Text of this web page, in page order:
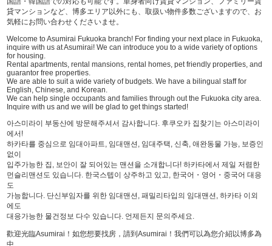
貸マンションなど、博多エリア以外にも、取扱い物件多数ございますので、お
気軽にお問い合わせくださいませ。
Welcome to Asumirai Fukuoka branch! For finding your next place in Fukuoka,
inquire with us at Asumirai! We can introduce you to a wide variety of options
for housing.
Rental apartments, rental mansions, rental homes, pet friendly properties, and
guarantor free properties.
We are able to suit a wide variety of budgets. We have a bilingual staff for
English, Chinese, and Korean.
We can help single occupants and families through out the Fukuoka city area.
Inquire with us and we will be glad to get things started!
아스미라이 부동산에 방문해주셔서 감사합니다. 후쿠오카 집찾기는 아스미라이
에서!
하카타를 중심으로 임대아파트, 임대맨션, 임대주택, 신축, 애완동물 가능, 보증인
없이
입주가능한 집, 보안이 잘 되어있는 맨션을 소개합니다! 하카타에서 제일 저렴한
먼슬리맨션도 있습니다. 한국스텝이 상주하고 있고, 한국어・영어・중국어 대응
도
가능합니다. 단신부임자를 위한 임대맨션, 패밀리타입의 임대맨션, 하카타 이외
에도
대응가능한 물건정보 다수 있습니다. 언제든지 문의주세요.
歡迎光臨Asumirai！如您想要找房，請到Asumirai！我們可以為您介紹以博多為
中